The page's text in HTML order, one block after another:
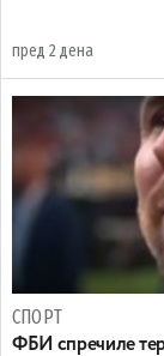
пред 2 дена
СПОРТ
ФБИ спречиле